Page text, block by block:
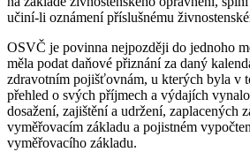
učiní-li oznámení příslušnému
OSVČ je povinna nejpozději do jednoho
měla podat daňové přiznání za daný
zdravotním pojišťovnám, u kterých byla v
přehled o svých příjmech a výdajích
dosažení, zajištění a udržení, zaplacených
vyměřovacím základu a pojistném
vyměřovacího základu.